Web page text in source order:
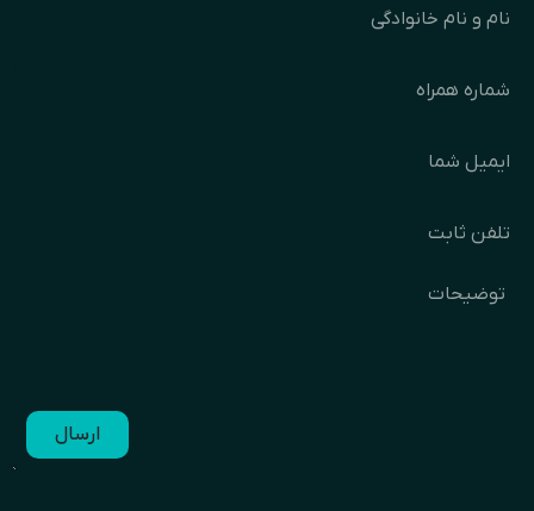
ارسال